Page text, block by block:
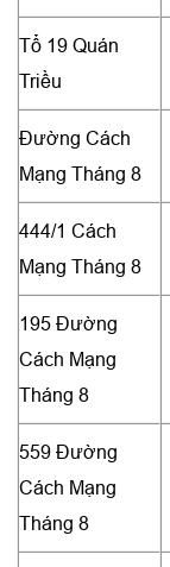
Tổ 19 Quán
Triều
Đường Cách
Mạng Tháng 8
444/1 Cách
Mạng Tháng 8
195 Đường
Cách Mạng
Tháng 8
559 Đường
Cách Mạng
Tháng 8